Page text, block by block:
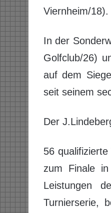
Viernheim/18).
In der
Golfclub/26)
auf dem
seit seinem
Der
56
zum Finale
Leistungen
Turnierserie,